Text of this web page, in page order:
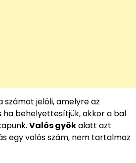
számot jelöli, amelyre az
ha behelyettesítjük, akkor a bal
Valós gyökalatt azt
egy valós szám, nem tartalmaz